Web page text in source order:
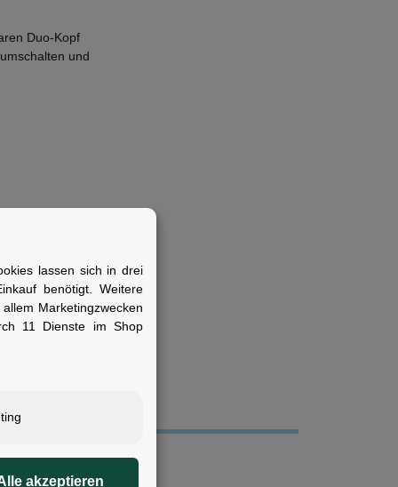
Duo-Kopf
und
verschiedene
lassen sich in drei
benötigt. Weitere
Marketingzwecken
11 Dienste im Shop
akzeptieren